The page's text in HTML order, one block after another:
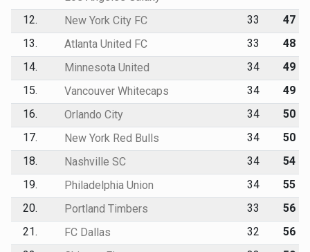
12.
New York City FC 33
47
13.
Atlanta United FC 33
48
14.
Minnesota United 34
49
15.
Vancouver Whitecaps 34
49
16.
Orlando City 34
50
17.
New York Red Bulls 34
50
18.
Nashville SC 34
54
19.
Philadelphia Union 34
55
20.
Portland Timbers 33
56
21.
FC Dallas 32
56